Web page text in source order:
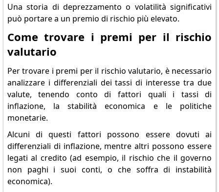
Una storia di deprezzamento o volatilità significativi
può portare a un premio di rischio più elevato.
Come trovare i premi per il rischio
valutario
Per trovare i premi per il rischio valutario, è necessario
analizzare i differenziali dei tassi di interesse tra due
valute, tenendo conto di fattori quali i tassi di
inflazione, la stabilità economica e le politiche
monetarie.
Alcuni di questi fattori possono essere dovuti ai
differenziali di inflazione, mentre altri possono essere
legati al credito (ad esempio, il rischio che il governo
non paghi i suoi conti, o che soffra di instabilità
economica).